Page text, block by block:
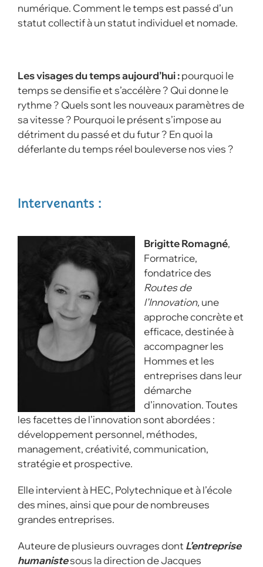
numérique. Comment le temps est passé d’un
statut collectif à un statut individuel et nomade.
Les visages du temps aujourd’hui :pourquoi le
temps se densifie et s’accélère ? Qui donne le
rythme ? Quels sont les nouveaux paramètres de
sa vitesse ? Pourquoi le présent s’impose au
détriment du passé et du futur ? En quoi la
déferlante du temps réel bouleverse nos vies ?
Intervenants :
Brigitte Romagné,
Formatrice,
fondatrice des
Routes de
l’Innovation, une
approche concrète et
efficace, destinée à
accompagner les
Hommes et les
entreprises dans leur
démarche
d’innovation. Toutes
les facettes de l’innovation sont abordées :
développement personnel, méthodes,
management, créativité, communication,
stratégie et prospective.
Elle intervient à HEC, Polytechnique et à l’école
des mines, ainsi que pour de nombreuses
grandes entreprises.
Auteure de plusieurs ouvrages dont L’entreprise
humanistesous la direction de Jacques